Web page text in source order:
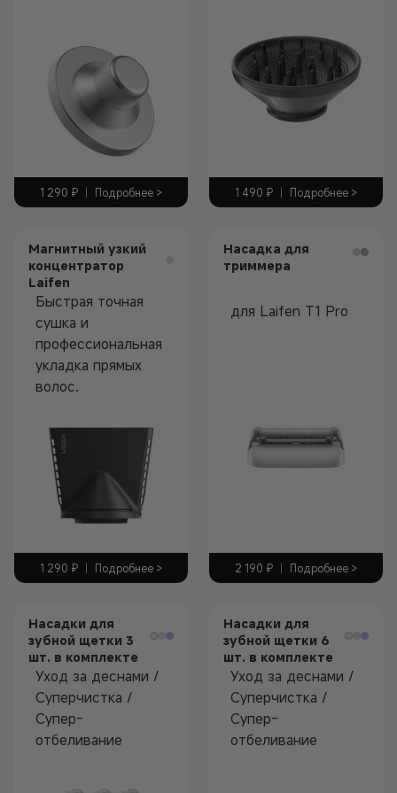
1 290 ₽ | Подробнее > 1 490 ₽ | Подробнее >
Магнитный узкий
концентратор
Laifen
Быстрая точная
сушка и
профессиональная
укладка прямых
волос.
1 290 ₽ | Подробнее >
Насадка для
триммера
для Laifen T1 Pro
2 190 ₽ | Подробнее >
Насадки для
зубной щетки 3
шт. в комплекте
Уход за деснами /
Суперчистка /
Супер-
отбеливание
Насадки для
зубной щетки 6
шт. в комплекте
Уход за деснами /
Суперчистка /
Супер-
отбеливание